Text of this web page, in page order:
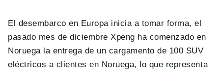
El desembarco en Europa inicia a tomar forma, el
pasado mes de diciembre Xpeng ha comenzado en
Noruega la entrega de un cargamento de 100 SUV
eléctricos a clientes en Noruega, lo que representa